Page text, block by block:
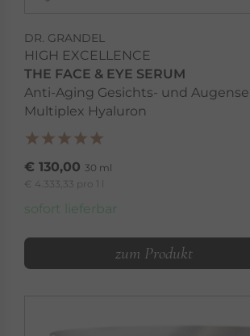
DR. GRANDEL
HIGH EXCELLENCE
THE FACE & EYE SERUM
Anti-Aging Gesichts- und
Multiplex Hyaluron
€ 130,00 30 ml
€ 4.333,33 pro 1 l
sofort lieferbar
zum Produkt